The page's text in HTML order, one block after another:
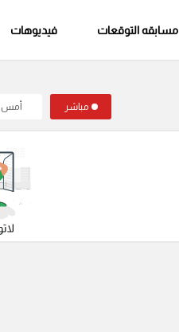
مسابقه التوقعات فيديوهات
مباشر أمس